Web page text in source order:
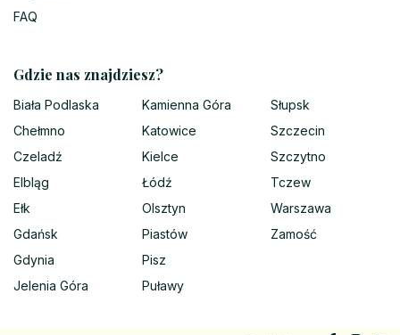
FAQ
Gdzie nas znajdziesz?
Biała Podlaska
Chełmno
Czeladź
Elbląg
Ełk
Gdańsk
Gdynia
Jelenia Góra
Kamienna Góra
Katowice
Kielce
Łódź
Olsztyn
Piastów
Pisz
Puławy
Słupsk
Szczecin
Szczytno
Tczew
Warszawa
Zamość